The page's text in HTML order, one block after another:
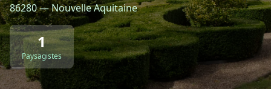
CGU-Confidentialité - Service proposé parViteUnDevis.com-Vous
86280 — Nouvelle Aquitaine
1
Paysagistes